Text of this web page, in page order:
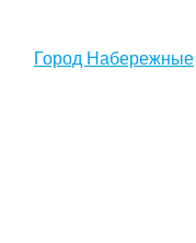
Город Набережные